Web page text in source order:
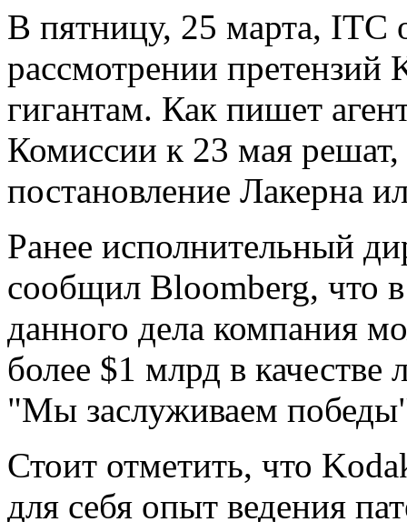
В пятницу, 25 марта, ITC
рассмотрении претензий
гигантам. Как пишет
Комиссии к 23 мая решат,
постановление Лакерна
Ранее исполнительный
сообщил Bloomberg, что в
данного дела компания
более $1 млрд в
"Мы заслуживаем
Стоит отметить, что
для себя опыт ведения